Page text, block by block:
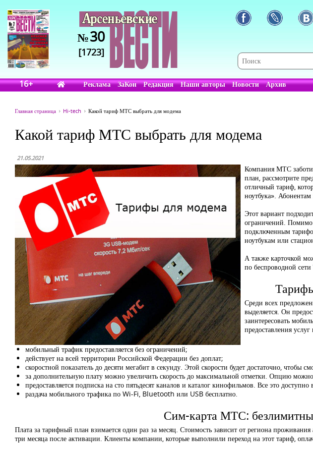
№30
[1723]
16+ Реклама ЗаКон Редакция Наши авторы Новости Архив
Главная страница Hi-tech Какой тариф МТС выбрать для модема
Какой тариф МТС выбрать для модема
21.05.2021
Компания МТС
план, рассмотрите
отличный тариф,
ноутбука».
Этот вариант
ограничений. Помимо
подключенным
ноутбукам или
А также карточкой
по беспроводной
Среди всех
выделяется. Он
заинтересовать
предоставления
мобильный трафик предоставляется без ограничений;
действует на всей территории Российской Федерации без доплат;
скоростной показатель до десяти мегабит в секунду. Этой скорости будет достаточно, чтобы
за дополнительную плату можно увеличить скорость до максимальной отметки. Опцию
предоставляется подписка на сто пятьдесят каналов и каталог кинофильмов. Все это
раздача мобильного трафика по Wi-Fi, Bluetooth или USB бесплатно.
Сим-карта МТС:
Плата за тарифный план взимается один раз за месяц. Стоимость зависит от региона
три месяца после активации. Клиенты компании, которые выполнили переход на этот тариф,